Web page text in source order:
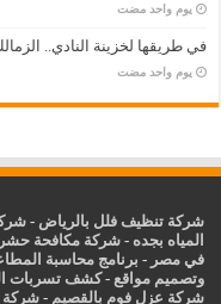
‏يوم واحد مضت
في طريقها لخزينة النادي..
‏يوم واحد مضت
شركة تنظيف فلل بالرياض -
المياه بجده -شركة مكافحة
في مصر - برنامج محاسبة
وتصميم مواقع -كشف تسربات
شركة عزل فوم بالقصيم -شركة